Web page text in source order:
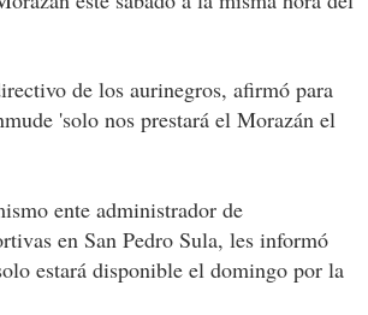
de los aurinegros, afirmó para
'solo nos prestará el Morazán el
ente administrador de
en San Pedro Sula, les informó
estará disponible el domingo por la